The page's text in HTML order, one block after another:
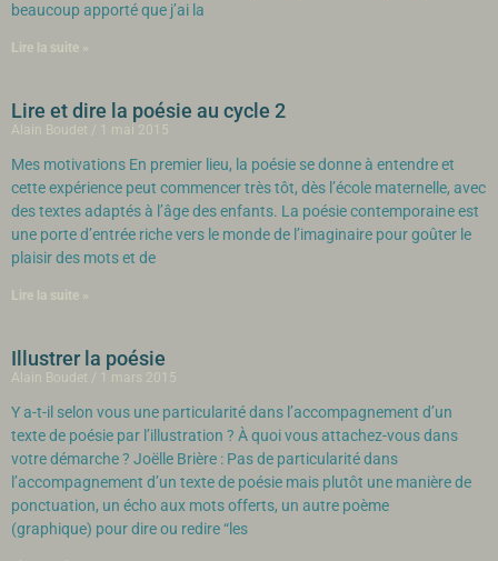
beaucoup apporté que j’ai la
Lire la suite »
Lire et dire la poésie au cycle 2
Alain Boudet 1 mai 2015
Mes motivations En premier lieu, la poésie se donne à entendre et
cette expérience peut commencer très tôt, dès l’école maternelle, avec
des textes adaptés à l’âge des enfants. La poésie contemporaine est
une porte d’entrée riche vers le monde de l’imaginaire pour goûter le
plaisir des mots et de
Lire la suite »
Illustrer la poésie
Alain Boudet 1 mars 2015
Y a-t-il selon vous une particularité dans l’accompagnement d’un
texte de poésie par l’illustration ? À quoi vous attachez-vous dans
votre démarche ? Joëlle Brière : Pas de particularité dans
l’accompagnement d’un texte de poésie mais plutôt une manière de
ponctuation, un écho aux mots offerts, un autre poème
(graphique) pour dire ou redire “les